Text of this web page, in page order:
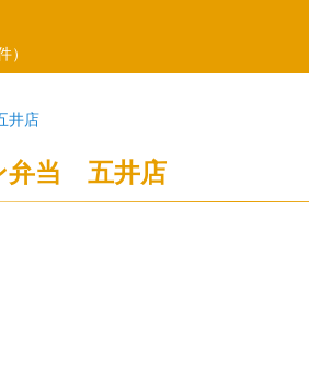
）
井店
弁当 五井店